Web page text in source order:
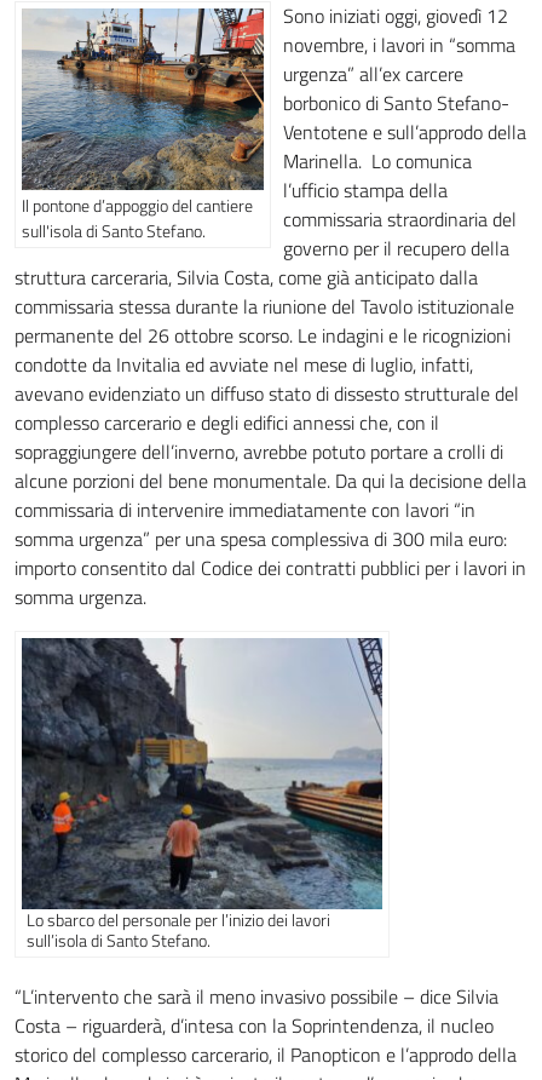
Il pontone d’appoggio del cantiere
sull'isola di Santo Stefano.
Sono iniziati oggi, giovedì 12
novembre, i lavori in “somma
urgenza” all’ex carcere
borbonico di Santo Stefano-
Ventotene e sull’approdo della
Marinella. Lo comunica
l’ufficio stampa della
commissaria straordinaria del
governo per il recupero della
struttura carceraria, Silvia Costa, come già anticipato dalla
commissaria stessa durante la riunione del Tavolo istituzionale
permanente del 26 ottobre scorso. Le indagini e le ricognizioni
condotte da Invitalia ed avviate nel mese di luglio, infatti,
avevano evidenziato un diffuso stato di dissesto strutturale del
complesso carcerario e degli edifici annessi che, con il
sopraggiungere dell’inverno, avrebbe potuto portare a crolli di
alcune porzioni del bene monumentale. Da qui la decisione della
commissaria di intervenire immediatamente con lavori “in
somma urgenza” per una spesa complessiva di 300 mila euro:
importo consentito dal Codice dei contratti pubblici per i lavori in
somma urgenza.
Lo sbarco del personale per l’inizio dei lavori
sull’isola di Santo Stefano.
“L’intervento che sarà il meno invasivo possibile – dice Silvia
Costa – riguarderà, d’intesa con la Soprintendenza, il nucleo
storico del complesso carcerario, il Panopticon e l’approdo della